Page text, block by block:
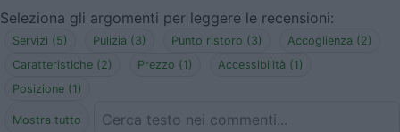
Seleziona gli argomenti per leggere le recensioni:
Servizi (5) Pulizia (3) Punto ristoro (3)
Accoglienza (2)
Caratteristiche (2)
Prezzo (1)
Accessibilità (1)
Posizione (1)
Mostra tutto